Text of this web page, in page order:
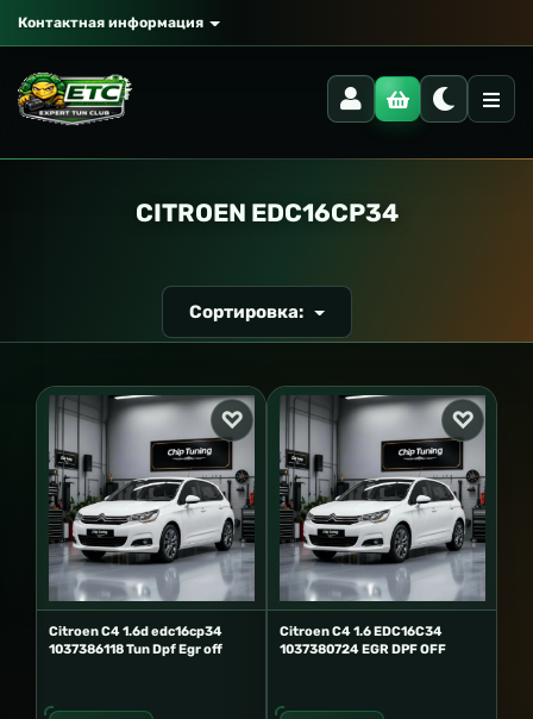
Контактная информация
CITROEN EDC16CP34
Сортировка:
Citroen C4 1.6d edc16cp34
1037386118 Tun Dpf Egr off
Citroen C4 1.6 EDC16C34
1037380724 EGR DPF OFF